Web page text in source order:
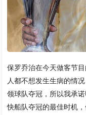
保罗乔治在今天做客节
人都不想发生生病的情
领球队夺冠，所以我承
快船队夺冠的最佳时机